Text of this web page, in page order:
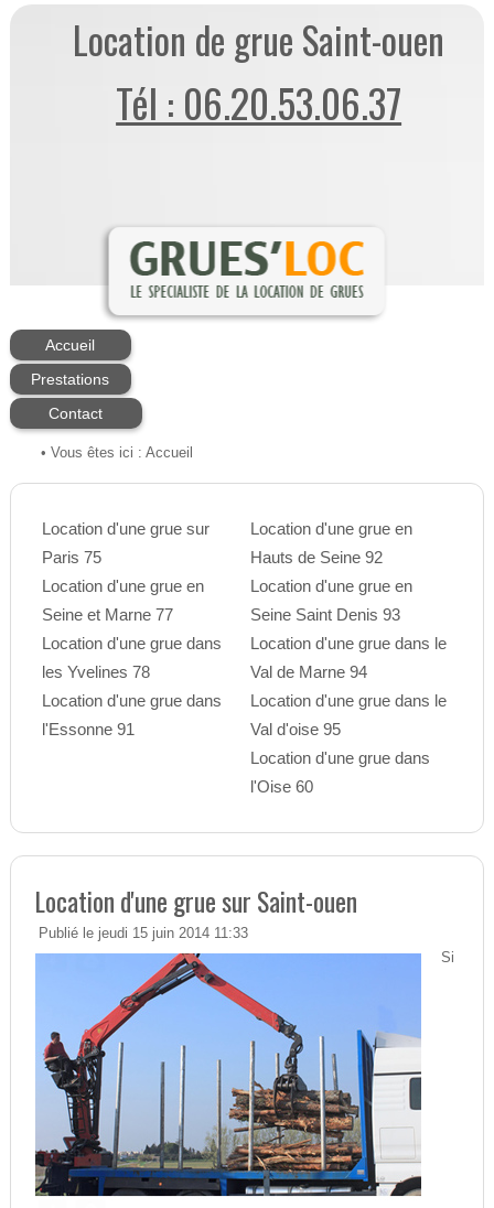
Location de grue Saint-ouen
Tél : 06.20.53.06.37
Accueil
Prestations
Contact
• Vous êtes ici : Accueil
Location d'une grue sur
Paris 75
Location d'une grue en
Seine et Marne 77
Location d'une grue dans
les Yvelines 78
Location d'une grue dans
l'Essonne 91
Location d'une grue en
Hauts de Seine 92
Location d'une grue en
Seine Saint Denis 93
Location d'une grue dans le
Val de Marne 94
Location d'une grue dans le
Val d'oise 95
Location d'une grue dans
l'Oise 60
Location d'une grue sur Saint-ouen
Publié le jeudi 15 juin 2014 11:33
Si